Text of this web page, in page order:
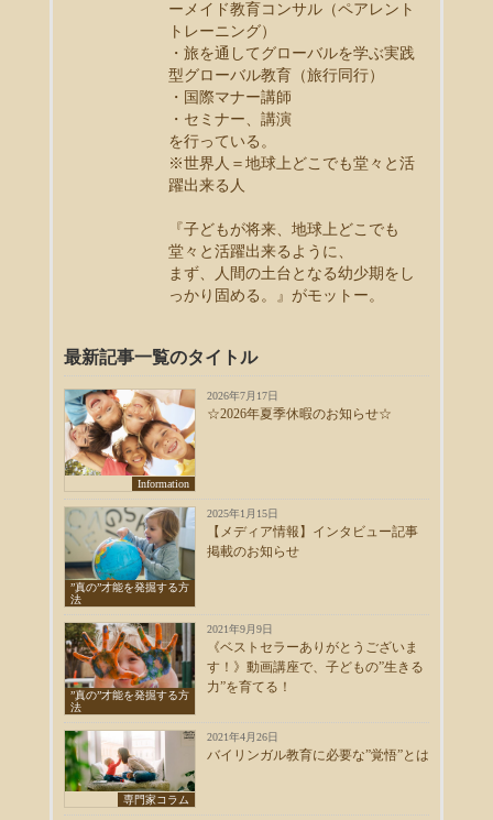
ーメイド教育コンサル（ペアレント
トレーニング）
・旅を通してグローバルを学ぶ実践
型グローバル教育（旅行同行）
・国際マナー講師
・セミナー、講演
を行っている。
※世界人＝地球上どこでも堂々と活
躍出来る人
『子どもが将来、地球上どこでも
堂々と活躍出来るように、
まず、人間の土台となる幼少期をし
っかり固める。』がモットー。
最新記事一覧のタイトル
Information
2026年7月17日
☆2026年夏季休暇のお知らせ☆
”真の”才能を発掘する方
法
2025年1月15日
【メディア情報】インタビュー記事
掲載のお知らせ
”真の”才能を発掘する方
法
2021年9月9日
《ベストセラーありがとうございま
す！》動画講座で、子どもの”生きる
力”を育てる！
専門家コラム
2021年4月26日
バイリンガル教育に必要な”覚悟”とは